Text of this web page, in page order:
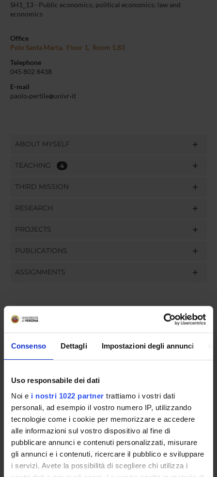
Consenso Dettagli Impostazioni degli annunci
Uso responsabile dei dati
Noi e i nostri 1022 partner trattiamo i vostri dati
personali, ad esempio il vostro numero IP, utilizzando
tecnologie come i cookie per memorizzare e accedere
alle informazioni sul vostro dispositivo al fine di
pubblicare annunci e contenuti personalizzati, misurare
gli annunci e i contenuti, ricercare il pubblico e sviluppare
i servizi. Avete la possibilità di scegliere chi utilizza i
SH1_13 - Public economics; political economics; law and
economics
Office
Polo Santa Marta, Floor 1, Room 1.83
Telephone
045 802 8438
E-mail
paolo pertile univr it
ABOUT MYSELF
TEACHING 4
THIRD MISSION
RESEARCH
PROJECTS
PUBLICATIONS
ASSIGNMENTS
ORGANISATION
GOVERNANCE
STUDENT ADMINISTRATION OFFICES
DEPARTMENT FACILITIES
RESEARCH LABORATORIES